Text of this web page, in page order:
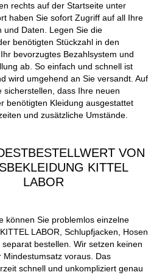
rechts auf der Startseite unter
haben Sie sofort Zugriff auf all Ihre
und Daten. Legen Sie die
benötigten Stückzahl in den
bevorzugtes Bezahlsystem und
ab. So einfach und schnell ist
wird umgehend an Sie versandt. Auf
sicherstellen, dass Ihre neuen
benötigten Kleidung ausgestattet
und zusätzliche Umstände.
VON
KITTEL
LABOR
können Sie problemlos einzelne
LABOR, Schlupfjacken, Hosen
bestellen. Wir setzen keinen
Mindestumsatz voraus. Das
schnell und unkompliziert genau